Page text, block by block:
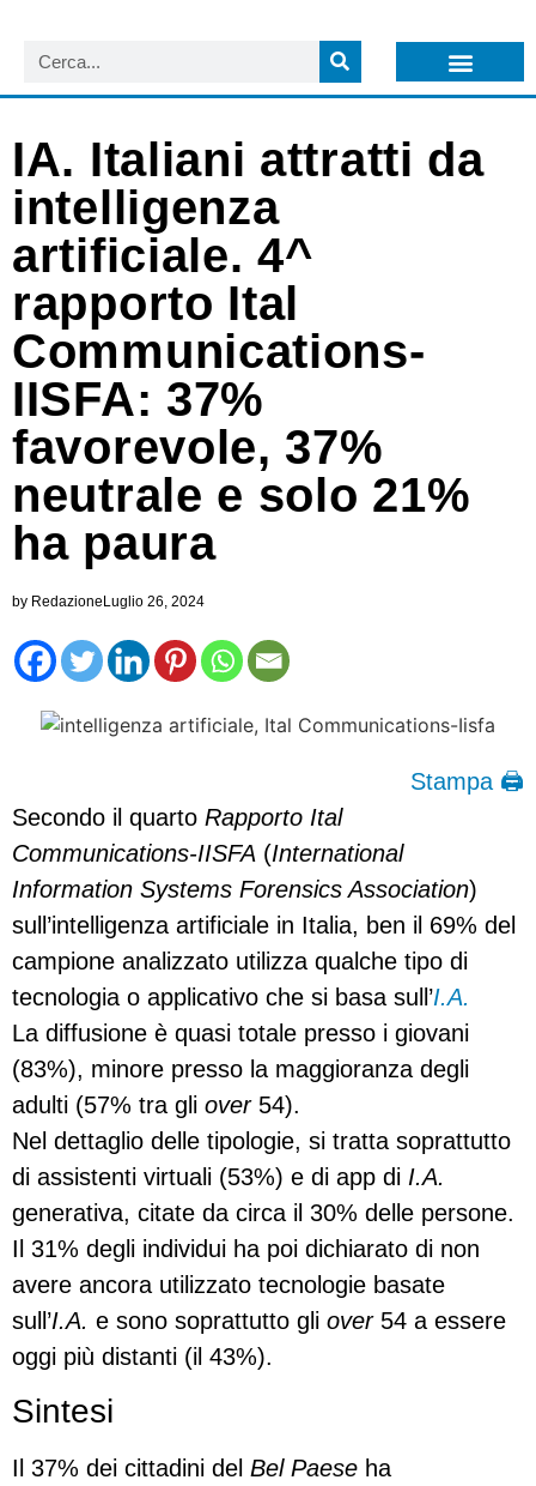
IA. Italiani attratti da
intelligenza
artificiale. 4^
rapporto Ital
Communications-
IISFA: 37%
favorevole, 37%
neutrale e solo 21%
ha paura
by Redazione Luglio 26, 2024
Stampa 🖨
Secondo il quarto Rapporto Ital
Communications-IISFA (International
Information Systems Forensics Association)
sull’intelligenza artificiale in Italia, ben il 69% del
campione analizzato utilizza qualche tipo di
tecnologia o applicativo che si basa sull’I.A.
La diffusione è quasi totale presso i giovani
(83%), minore presso la maggioranza degli
adulti (57% tra gli over54).
Nel dettaglio delle tipologie, si tratta soprattutto
di assistenti virtuali (53%) e di app di I.A.
generativa, citate da circa il 30% delle persone.
Il 31% degli individui ha poi dichiarato di non
avere ancora utilizzato tecnologie basate
sull’I.A. e sono soprattutto gli over54 a essere
oggi più distanti (il 43%).
Sintesi
Il 37% dei cittadini del Bel Paese ha